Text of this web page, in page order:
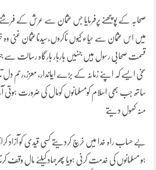
صحابہ کے پوچھنے پرفرمایا جس عثمان سے عرش کے
میں اس عثمان سے حیاء کیوں ناکروں،سیدناعثمان غنی
قسمت صحابی رسول ہیں جنہیں باربار بارگاہ رسالت سے
سخی ایسے کہ اپنے زمانہ کے بڑے ایماندار، معزز،رحم
ساتھ جب بھی اسلام کومسلمانوں کومال کی ضرورت
منہ کھول دیتے
بے حساب راہ خدا میں خرچ کردیتے کسی قیدی کو آزاد کرانا
ہو مسلمانوں کی خدمت کرنی ہویا پھرجہادکیلئے مال وقف